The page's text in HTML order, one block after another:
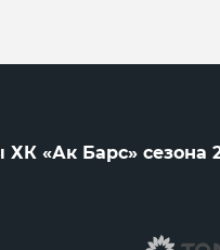
«Ак Барс» сезона